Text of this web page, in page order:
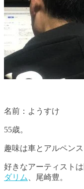
名前：ようすけ
55歳。
趣味は車とアルペン
好きなアーティスト
ダリム
、尾崎豊。